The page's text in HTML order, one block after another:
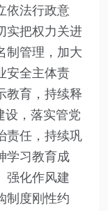
依法行政意
实把权力关进
制管理，加大
安全主体责
教育，持续释
设，落实管党
责任，持续巩
学习教育成
强化作风建
制度刚性约